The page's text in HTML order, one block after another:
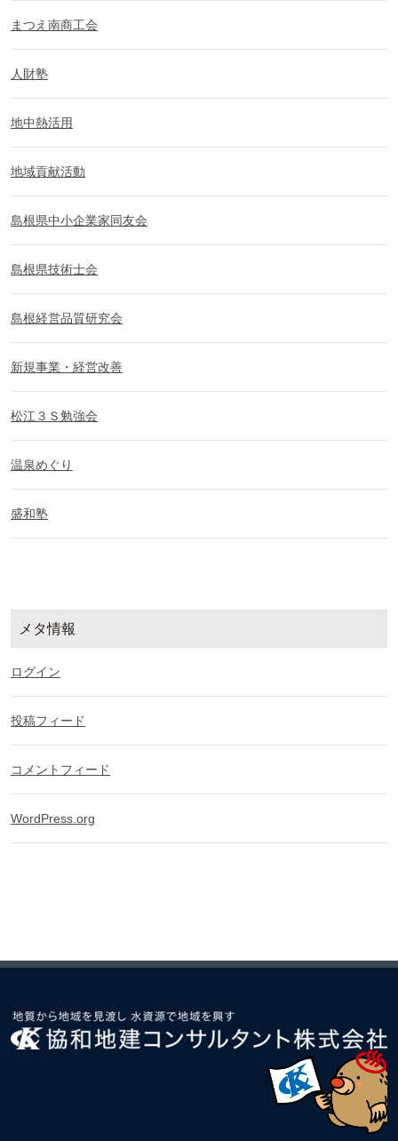
まつえ南商工会
人財塾
地中熱活用
地域貢献活動
島根県中小企業家同友会
島根県技術士会
島根経営品質研究会
新規事業・経営改善
松江３Ｓ勉強会
温泉めぐり
盛和塾
メタ情報
ログイン
投稿フィード
コメントフィード
WordPress.org